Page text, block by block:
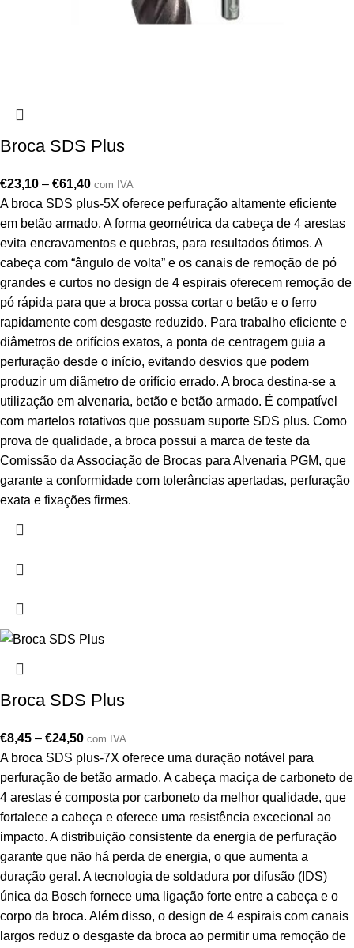
Broca SDS Plus
€23,10 – €61,40 com IVA
A broca SDS plus-5X oferece perfuração altamente eficiente
em betão armado. A forma geométrica da cabeça de 4 arestas
evita encravamentos e quebras, para resultados ótimos. A
cabeça com “ângulo de volta” e os canais de remoção de pó
grandes e curtos no design de 4 espirais oferecem remoção de
pó rápida para que a broca possa cortar o betão e o ferro
rapidamente com desgaste reduzido. Para trabalho eficiente e
diâmetros de orifícios exatos, a ponta de centragem guia a
perfuração desde o início, evitando desvios que podem
produzir um diâmetro de orifício errado. A broca destina-se a
utilização em alvenaria, betão e betão armado. É compatível
com martelos rotativos que possuam suporte SDS plus. Como
prova de qualidade, a broca possui a marca de teste da
Comissão da Associação de Brocas para Alvenaria PGM, que
garante a conformidade com tolerâncias apertadas, perfuração
exata e fixações firmes.
Broca SDS Plus
€8,45 – €24,50 com IVA
A broca SDS plus-7X oferece uma duração notável para
perfuração de betão armado. A cabeça maciça de carboneto de
4 arestas é composta por carboneto da melhor qualidade, que
fortalece a cabeça e oferece uma resistência excecional ao
impacto. A distribuição consistente da energia de perfuração
garante que não há perda de energia, o que aumenta a
duração geral. A tecnologia de soldadura por difusão (IDS)
única da Bosch fornece uma ligação forte entre a cabeça e o
corpo da broca. Além disso, o design de 4 espirais com canais
largos reduz o desgaste da broca ao permitir uma remoção de